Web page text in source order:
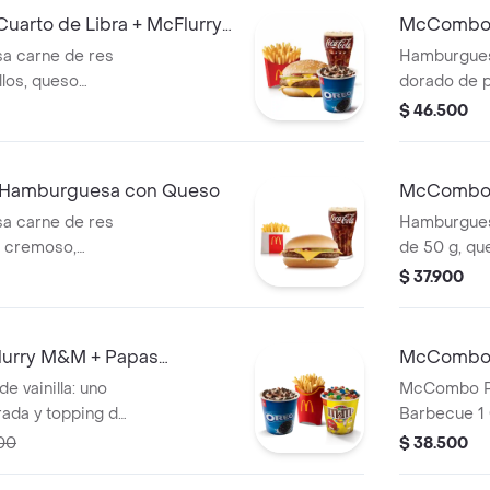
ajonjolí.
elección y
dorado de
colorantes
de Libra + McFlurry
carne de res
queso
a elección y
con galleta
de chocolate.
dorado de
cremosa y
elección y
colorantes
$ 46.500
con Queso
carne de res
+
de 50 g,
cebolla,
crujientes,
Oreo™
$ 37.900
M&M + Papas
vainilla: uno
y topping de
Carne
McCombo
Barbecue 1
$ 38.500